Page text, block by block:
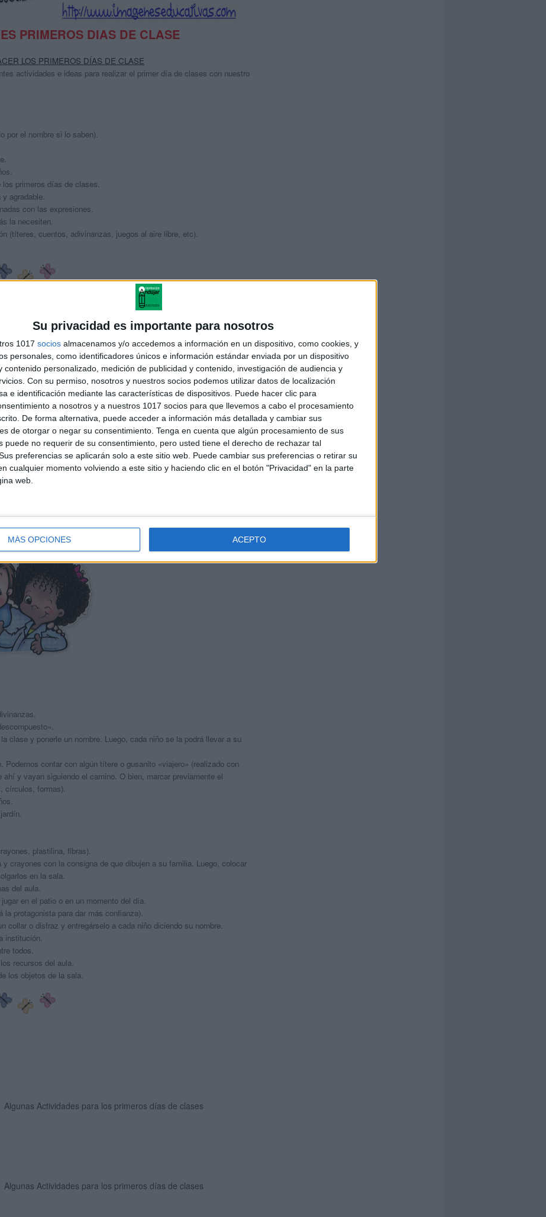
Su privacidad es importante para nosotros
1017 socios almacenamos y/o accedemos a información en un dispositivo, como cookies, y
personales, como identificadores únicos e información estándar enviada por un dispositivo
contenido personalizado, medición de publicidad y contenido, investigación de audiencia y
Con su permiso, nosotros y nuestros socios podemos utilizar datos de localización
e identificación mediante las características de dispositivos. Puede hacer clic para
a nosotros y a nuestros 1017 socios para que llevemos a cabo el procesamiento
De forma alternativa, puede acceder a información más detallada y cambiar sus
de otorgar o negar su consentimiento. Tenga en cuenta que algún procesamiento de sus
puede no requerir de su consentimiento, pero usted tiene el derecho de rechazar tal
preferencias se aplicarán solo a este sitio web. Puede cambiar sus preferencias o retirar su
cualquier momento volviendo a este sitio y haciendo clic en el botón "Privacidad" en la parte
web.
MÁS OPCIONES ACEPTO
PRIMEROS DIAS DE CLASE
LOS PRIMEROS DÍAS DE CLASE
actividades e ideas para realizar el primer díade clases con nuestro
por el nombre si lo saben).
primeros días de clases.
agradable.
con las expresiones.
la necesiten.
(títeres, cuentos, adivinanzas, juegos al aire libre, etc).
y gustos de tus alumnos.
dice su nombre y algunos de sus gustos. Luego comienza el juego
entre todos. Cuando la docente dice «STOP» el niño/a que se
su nombre.
la voz, la docente irá preguntando uno por uno los nombres de los
cara y otro niño se para enfrente para imitarlo -como si fuera un
clase y ponerle un nombre. Luego, cada niño se la podrá llevar a su
Podemos contar con algún títere o gusanito «viajero» (realizado con
y vayan siguiendo el camino. O bien, marcar previamente el
círculos, formas).
plastilina, fibras).
crayones con la consigna de que dibujen a su familia. Luego, colocar
en la sala.
del aula.
en el patio o en un momento del día.
protagonista para dar más confianza).
collar o disfraz y entregárselo a cada niño diciendo su nombre.
institución.
todos.
recursos del aula.
los objetos de la sala.
Algunas Actividades para los primeros días de clases
Algunas Actividades para los primeros días de clases